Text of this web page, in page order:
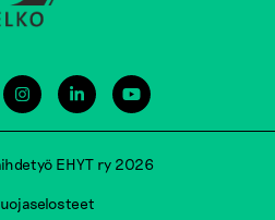
EHYT ry 2026